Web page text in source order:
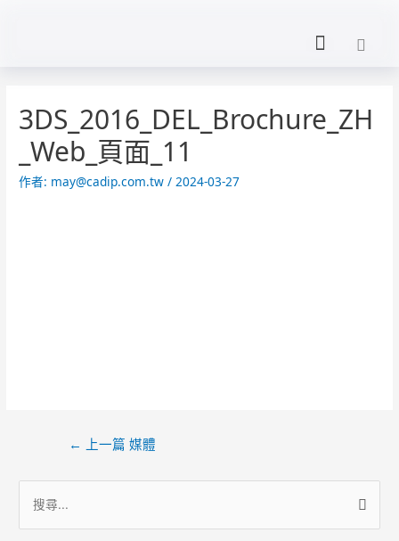
3DS_2016_DEL_Brochure_ZH
_Web_頁面_11
作者: may@cadip.com.tw /2024-03-27
← 上一篇 媒體